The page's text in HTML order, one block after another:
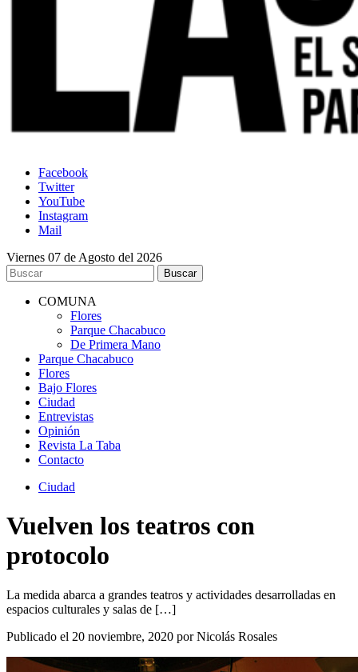
Facebook
Twitter
YouTube
Instagram
Mail
Viernes 07 de Agosto del 2026
COMUNA
Flores
Parque Chacabuco
De Primera Mano
Parque Chacabuco
Flores
Bajo Flores
Ciudad
Entrevistas
Opinión
Revista La Taba
Contacto
Ciudad
Vuelven los teatros con
protocolo
La medida abarca a grandes teatros y actividades desarrolladas en
espacios culturales y salas de […]
Publicado el 20 noviembre, 2020 por Nicolás Rosales